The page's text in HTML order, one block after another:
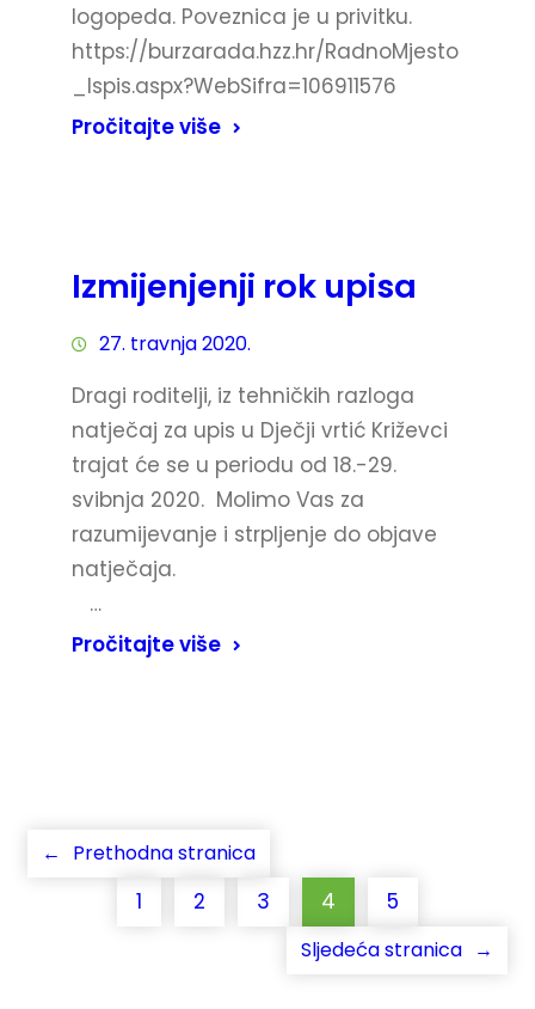
logopeda. Poveznica je u privitku.
https://burzarada.hzz.hr/RadnoMjesto
_Ispis.aspx?WebSifra=106911576
Pročitajte više
Izmijenjenji rok upisa
27. travnja 2020.
Dragi roditelji, iz tehničkih razloga
natječaj za upis u Dječji vrtić Križevci
trajat će se u periodu od 18.-29.
svibnja 2020. Molimo Vas za
razumijevanje i strpljenje do objave
natječaja.
…
Pročitajte više
← Prethodna stranica
1 2 3 4 5
Sljedeća stranica →